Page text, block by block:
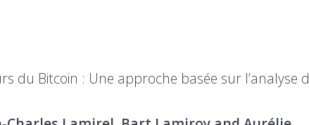
du Bitcoin : Une approche basée sur l’analyse